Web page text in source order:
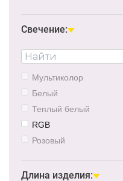
10 шт
300 шт
Свечение:
Мультиколор
Белый
Теплый белый
RGB
Розовый
Зеленый
Длина изделия: